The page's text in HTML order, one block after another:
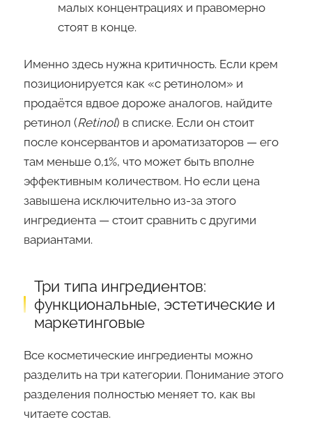
малых концентрациях и правомерно
стоят в конце.
Именно здесь нужна критичность. Если крем
позиционируется как «с ретинолом» и
продаётся вдвое дороже аналогов, найдите
ретинол (Retinol) в списке. Если он стоит
после консервантов и ароматизаторов — его
там меньше 0,1%, что может быть вполне
эффективным количеством. Но если цена
завышена исключительно из-за этого
ингредиента — стоит сравнить с другими
вариантами.
Три типа ингредиентов:
функциональные, эстетические и
маркетинговые
Все косметические ингредиенты можно
разделить на три категории. Понимание этого
разделения полностью меняет то, как вы
читаете состав.